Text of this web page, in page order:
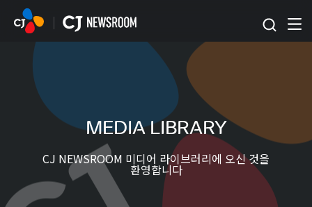
본문 바로가기
MEDIA LIBRARY
CJ NEWSROOM 미디어 라이브러리에 오신 것을
환영합니다